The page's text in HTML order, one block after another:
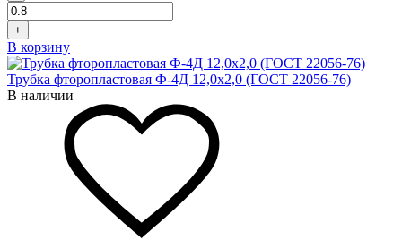
+
В корзину
Трубка фторопластовая Ф-4Д 12,0x2,0 (ГОСТ 22056-76)
В наличии